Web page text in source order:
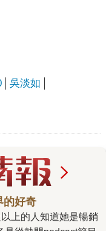
吳淡如
的好奇